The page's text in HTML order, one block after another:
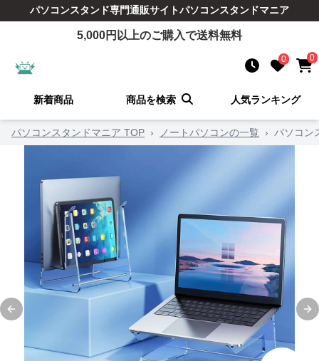
パソコンスタンド専門通販サイトパソコンスタンドマニア
5,000円以上のご購入で送料無料
0 0
新着商品 商品を検索 人気ランキング
パソコンスタンドマニア TOP › ノートパソコンの一覧 › パソコン
Previous slide